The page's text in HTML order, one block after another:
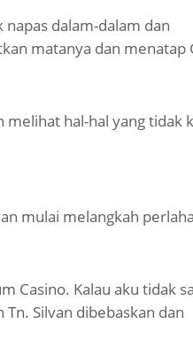
dalam-dalam dan
matanya dan menatap
melihat hal-hal yang tidak
mulai melangkah
Casino. Kalau aku tidak
Silvan dibebaskan dan